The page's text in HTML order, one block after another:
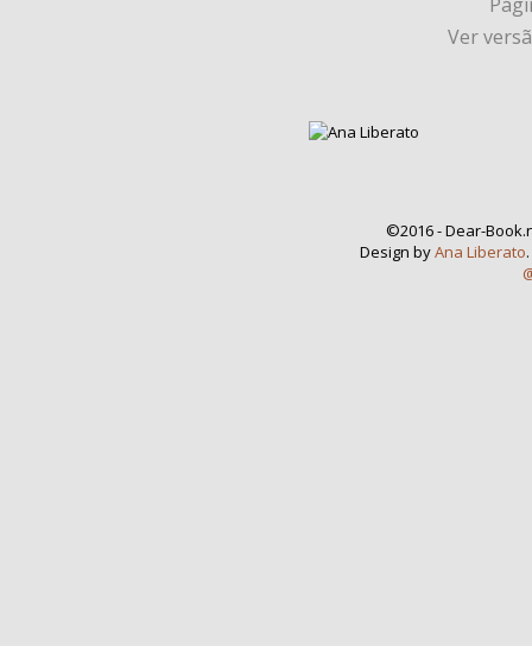
Ver
©2016 - Dear-
Design byAna Liberato